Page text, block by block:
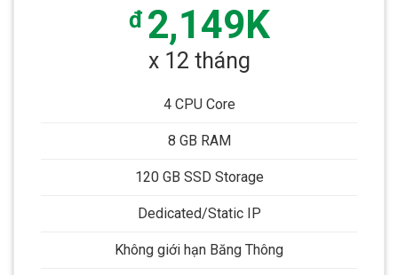
đ 2,149K
x 12 tháng
4 CPU Core
8 GB RAM
120 GB SSD Storage
Dedicated/Static IP
Không giới hạn Băng Thông